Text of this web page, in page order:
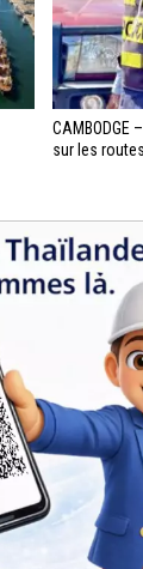
CAMBODGE
sur les